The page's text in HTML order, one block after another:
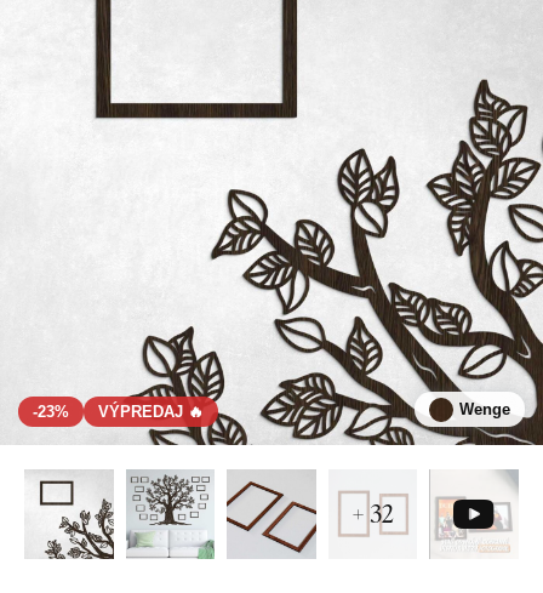
-23% VÝPREDAJ 🔥 Wenge
+ 32